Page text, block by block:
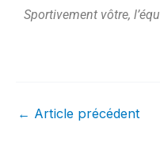
Sportivement vôtre,
← Article précédent